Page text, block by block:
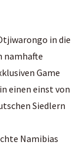
in die
namhafte
Game
einen einst von
Siedlern
Namibias